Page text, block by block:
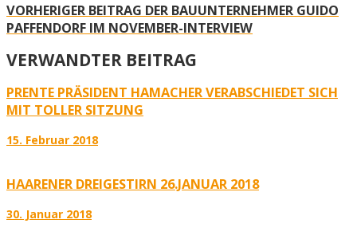
VORHERIGER BEITRAG DER BAUUNTERNEHMER GUIDO
PAFFENDORF IM NOVEMBER-INTERVIEW
VERWANDTER BEITRAG
PRENTE PRÄSIDENT HAMACHER VERABSCHIEDET SICH
MIT TOLLER SITZUNG
15. Februar 2018
HAARENER DREIGESTIRN 26.JANUAR 2018
30. Januar 2018